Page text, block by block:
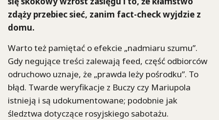
zdąży przebiec sieć, zanim fact-check wyjdzie z
domu.
Warto też pamiętać o efekcie „nadmiaru szumu”.
Gdy negujące treści zalewają feed, część odbiorców
odruchowo uznaje, że „prawda leży pośrodku”. To
błąd. Twarde weryfikacje z Buczy czy Mariupola
istnieją i są udokumentowane; podobnie jak
śledztwa dotyczące rosyjskiego sabotażu.